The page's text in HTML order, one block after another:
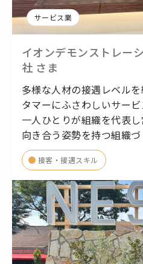
サービス業
イオンデモンストレー
社 さま
多様な人材の接遇レベル
タマーにふさわしいサービ
一人ひとりが組織を代表
向き合う姿勢を持つ組織づ
接客・接遇スキル